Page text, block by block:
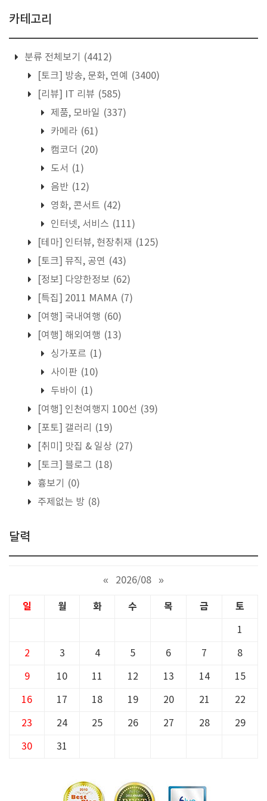
카테고리
분류 전체보기
(4412)
[토크] 방송, 문화, 연예
(3400)
[리뷰] IT 리뷰 (585)
제품, 모바일 (337)
카메라 (61)
캠코더 (20)
도서 (1)
음반 (12)
영화, 콘서트 (42)
인터넷, 서비스 (111)
[테마] 인터뷰, 현장취재 (125)
[토크] 뮤직, 공연 (43)
[정보] 다양한정보 (62)
[특집] 2011 MAMA (7)
[여행] 국내여행 (60)
[여행] 해외여행 (13)
싱가포르 (1)
사이판 (10)
두바이
(1)
[여행] 인천여행지 100선 (39)
[포토] 갤러리
(19)
[취미] 맛집 & 일상 (27)
[토크] 블로그 (18)
흉보기
(0)
주제없는 방 (8)
달력
« 2026/08 »
일 월 화 수 목 금 토
1
2 3 4 5 6 7 8
9 10 11 12 13 14 15
16 17 18 19 20 21 22
23 24 25 26 27 28 29
30 31